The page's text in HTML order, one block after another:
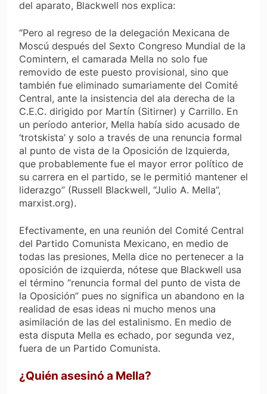
del aparato, Blackwell nos explica:
“Pero al regreso de la delegación Mexicana de
Moscú después del Sexto Congreso Mundial de la
Comintern, el camarada Mella no solo fue
removido de este puesto provisional, sino que
también fue eliminado sumariamente del Comité
Central, ante la insistencia del ala derecha de la
C.E.C. dirigido por Martín (Sitirner) y Carrillo. En
un período anterior, Mella había sido acusado de
‘trotskista’ y solo a través de una renuncia formal
al punto de vista de la Oposición de Izquierda,
que probablemente fue el mayor error político de
su carrera en el partido, se le permitió mantener el
liderazgo” (Russell Blackwell, “Julio A. Mella”,
marxist.org).
Efectivamente, en una reunión del Comité Central
del Partido Comunista Mexicano, en medio de
todas las presiones, Mella dice no pertenecer a la
oposición de izquierda, nótese que Blackwell usa
el término “renuncia formal del punto de vista de
la Oposición” pues no significa un abandono en la
realidad de esas ideas ni mucho menos una
asimilación de las del estalinismo. En medio de
esta disputa Mella es echado, por segunda vez,
fuera de un Partido Comunista.
¿Quién asesinó a Mella?